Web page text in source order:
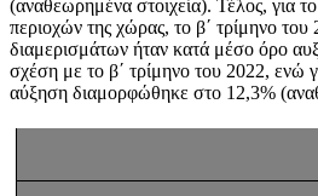
(αναθεωρημένα στοιχεία). Τέλος, για
περιοχών της χώρας, το β΄ τρίμηνο του
διαμερισμάτων ήταν κατά μέσο όρο
σχέση με το β΄ τρίμηνο του 2022, ενώ
αύξηση διαμορφώθηκε στο 12,3%